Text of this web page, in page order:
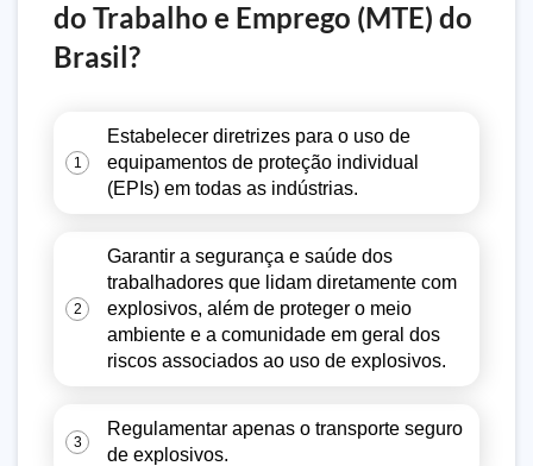
do Trabalho e Emprego (MTE) do
Brasil?
1
Estabelecer diretrizes para o uso de
equipamentos de proteção individual
(EPIs) em todas as indústrias.
2
Garantir a segurança e saúde dos
trabalhadores que lidam diretamente com
explosivos, além de proteger o meio
ambiente e a comunidade em geral dos
riscos associados ao uso de explosivos.
3
Regulamentar apenas o transporte seguro
de explosivos.